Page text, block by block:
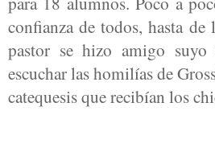
confianza de todos, hasta de
pastor se hizo amigo
escuchar las homilías de
catequesis que recibían los